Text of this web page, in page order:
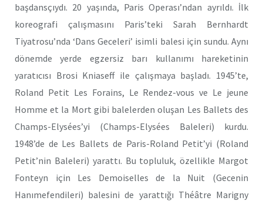
başdansçıydı. 20 yaşında, Paris Operası’ndan ayrıldı. İlk
koreografi çalışmasını Paris’teki Sarah Bernhardt
Tiyatrosu’nda ‘Dans Geceleri’ isimli balesi için sundu. Aynı
dönemde yerde egzersiz barı kullanımı hareketinin
yaratıcısı Brosi Kniaseff ile çalışmaya başladı. 1945’te,
Roland Petit Les Forains, Le Rendez-vous ve Le jeune
Homme et la Mort gibi balelerden oluşan Les Ballets des
Champs-Elysées’yi (Champs-Elysées Baleleri) kurdu.
1948’de de Les Ballets de Paris-Roland Petit’yi (Roland
Petit’nin Baleleri) yarattı. Bu topluluk, özellikle Margot
Fonteyn için Les Demoiselles de la Nuit (Gecenin
Hanımefendileri) balesini de yarattığı Théâtre Marigny